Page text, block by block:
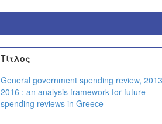
Τίτλος
General government spending review,
2016 : an analysis framework for future
spending reviews in Greece